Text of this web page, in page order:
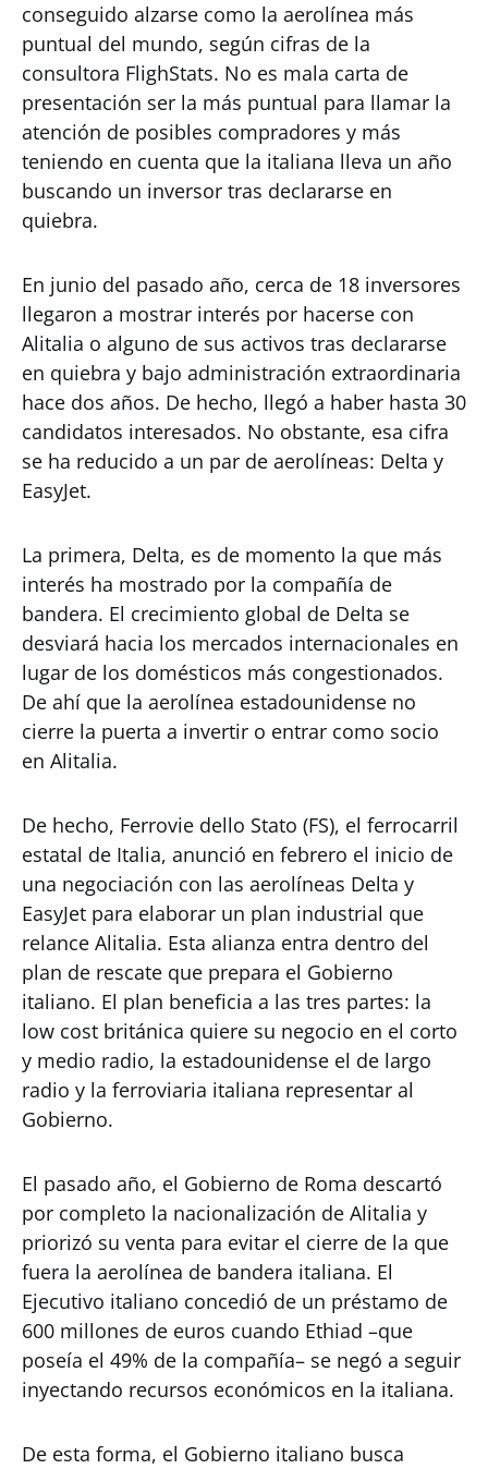
conseguido alzarse como la aerolínea más
puntual del mundo, según cifras de la
consultora FlighStats. No es mala carta de
presentación ser la más puntual para llamar la
atención de posibles compradores y más
teniendo en cuenta que la italiana lleva un año
buscando un inversor tras declararse en
quiebra.
En junio del pasado año, cerca de 18 inversores
llegaron a mostrar interés por hacerse con
Alitalia o alguno de sus activos tras declararse
en quiebra y bajo administración extraordinaria
hace dos años. De hecho, llegó a haber hasta 30
candidatos interesados. No obstante, esa cifra
se ha reducido a un par de aerolíneas: Delta y
EasyJet.
La primera, Delta, es de momento la que más
interés ha mostrado por la compañía de
bandera. El crecimiento global de Delta se
desviará hacia los mercados internacionales en
lugar de los domésticos más congestionados.
De ahí que la aerolínea estadounidense no
cierre la puerta a invertir o entrar como socio
en Alitalia.
De hecho, Ferrovie dello Stato (FS), el ferrocarril
estatal de Italia, anunció en febrero el inicio de
una negociación con las aerolíneas Delta y
EasyJet para elaborar un plan industrial que
relance Alitalia. Esta alianza entra dentro del
plan de rescate que prepara el Gobierno
italiano. El plan beneficia a las tres partes: la
low cost británica quiere su negocio en el corto
y medio radio, la estadounidense el de largo
radio y la ferroviaria italiana representar al
Gobierno.
El pasado año, el Gobierno de Roma descartó
por completo la nacionalización de Alitalia y
priorizó su venta para evitar el cierre de la que
fuera la aerolínea de bandera italiana. El
Ejecutivo italiano concedió de un préstamo de
600 millones de euros cuando Ethiad –que
poseía el 49% de la compañía– se negó a seguir
inyectando recursos económicos en la italiana.
De esta forma, el Gobierno italiano busca